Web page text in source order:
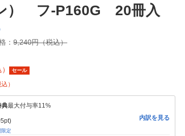
） フ-P160G 20冊入
： 9,240円（税込）
セール
込）
典最大付与率11%
定
内訳を見る